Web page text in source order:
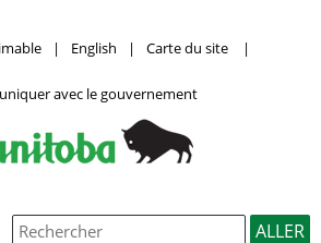
| English | Carte du site |
avec le gouvernement